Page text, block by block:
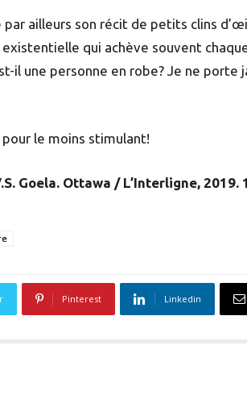
par ailleurs son récit de petits clins
qui achève souvent
il une personne en robe? Je ne porte
le moins stimulant!
Goela. Ottawa / L’Interligne, 2019.
Pinterest Linkedin